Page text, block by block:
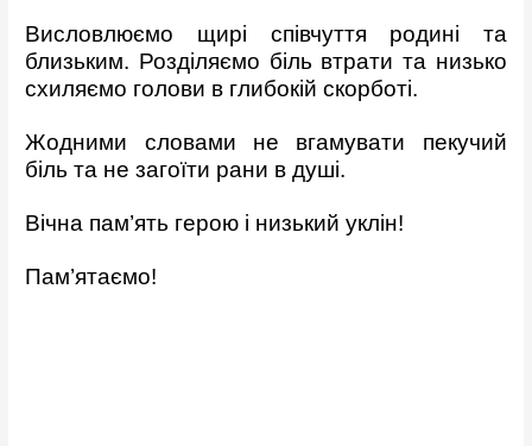
Висловлюємо щирі співчуття родині та
близьким. Розділяємо біль втрати та низько
схиляємо голови в глибокій скорботі.
Жодними словами не вгамувати пекучий
біль та не загоїти рани в душі.
Вічна пам’ять герою і низький уклін!
Пам’ятаємо!